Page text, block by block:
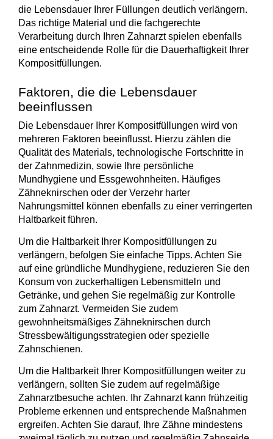
die Lebensdauer Ihrer Füllungen deutlich verlängern.
Das richtige Material und die fachgerechte
Verarbeitung durch Ihren Zahnarzt spielen ebenfalls
eine entscheidende Rolle für die Dauerhaftigkeit Ihrer
Kompositfüllungen.
Faktoren, die die Lebensdauer
beeinflussen
Die Lebensdauer Ihrer Kompositfüllungen wird von
mehreren Faktoren beeinflusst. Hierzu zählen die
Qualität des Materials, technologische Fortschritte in
der Zahnmedizin, sowie Ihre persönliche
Mundhygiene und Essgewohnheiten. Häufiges
Zähneknirschen oder der Verzehr harter
Nahrungsmittel können ebenfalls zu einer verringerten
Haltbarkeitführen.
Um die Haltbarkeit Ihrer Kompositfüllungen zu
verlängern, befolgen Sie einfache Tipps. Achten Sie
auf eine gründliche Mundhygiene, reduzieren Sie den
Konsum von zuckerhaltigen Lebensmitteln und
Getränke, und gehen Sie regelmäßig zur Kontrolle
zum Zahnarzt. Vermeiden Sie zudem
gewohnheitsmäßiges Zähneknirschen durch
Stressbewältigungsstrategien oder spezielle
Zahnschienen.
Um die Haltbarkeit Ihrer Kompositfüllungen weiter zu
verlängern, sollten Sie zudem auf regelmäßige
Zahnarztbesuche achten. Ihr Zahnarzt kann frühzeitig
Probleme erkennen und entsprechende Maßnahmen
ergreifen. Achten Sie darauf, Ihre Zähne mindestens